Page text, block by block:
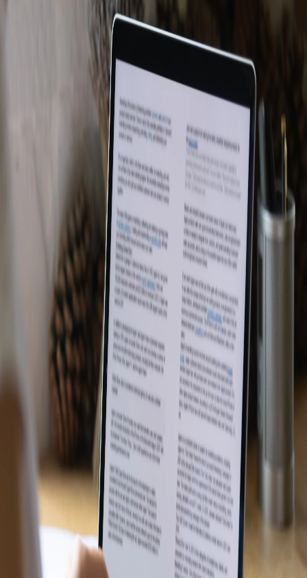
Atendimento (21) 2574 8888
Conclua sua Matrícula
SOLICITE INFORMAÇÕES
ÁREA DO ALUNO LOGIN